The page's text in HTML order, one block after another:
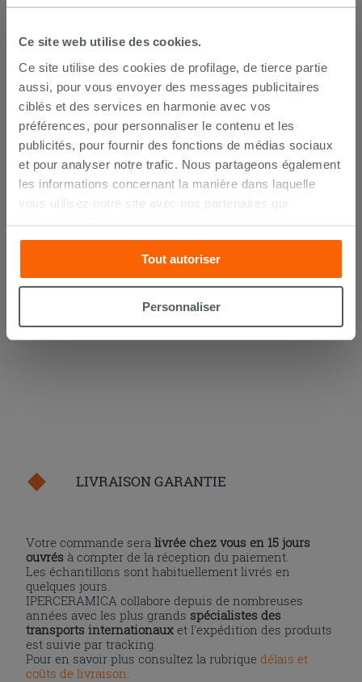
Ce site web utilise des cookies.
Ce site utilise des cookies de profilage, de tierce partie
aussi, pour vous envoyer des messages publicitaires
ciblés et des services en harmonie avec vos
préférences, pour personnaliser le contenu et les
publicités, pour fournir des fonctions de médias sociaux
et pour analyser notre trafic. Nous partageons également
les informations concernant la manière dans laquelle
vous utilisez notre site avec nos partenaires qui
s’occupent d’analyser les données Internet, les publicités
et les réseaux sociaux. Lesdits partenaires pourraient
combiner ces informations avec d’autres que vous leur
avez fournies ou qu’ils ont recueillies à partir de votre
utilisation sur leurs services. Si vous souhaitez en savoir
cookies, ou à quelques-uns seulement,cliquez iciou
Tout autoriser
Personnaliser
Lot de 2 coudes sous lavabo 45° laiton
chromé
/PC
AJOUTER AU PANIER
LIVRAISON GARANTIE
Votre commande seralivrée chez vous en 15 jours
ouvrés à compter de la réception du paiement.
Les échantillons sont habituellement livrés en
quelques jours.
IPERCERAMICA collabore depuis de nombreuses
années avec les plus grands spécialistes des
transports internationaux et l'expédition des produits
est suivie par tracking.
Pour en savoir plus consultez la rubriquedélais et
coûts de livraison